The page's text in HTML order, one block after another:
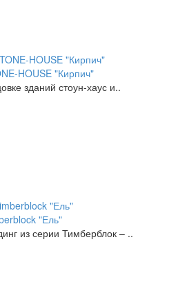
HOUSE "Кирпич"
зданий стоун-хаус и..
"Ель"
из серии Тимберблок – ..